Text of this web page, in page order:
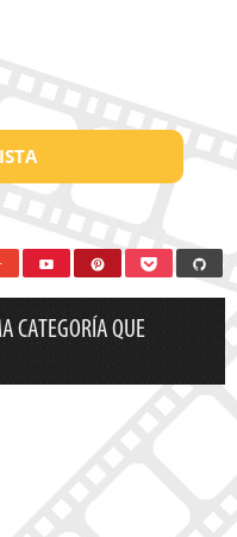
CATEGORÍA QUE